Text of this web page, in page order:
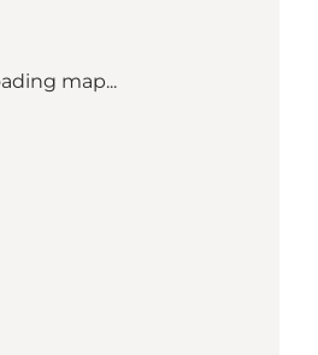
map...